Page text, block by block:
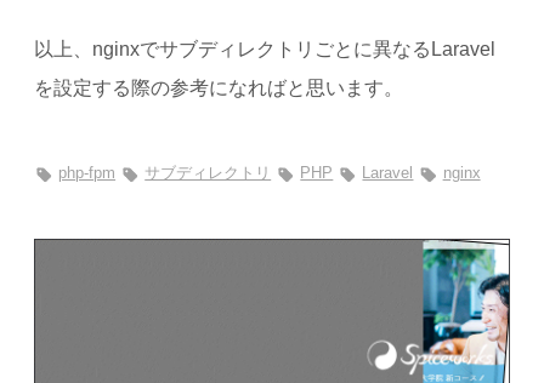
以上、nginxでサブディレクトリごとに異なるLaravel
を設定する際の参考になればと思います。
php-fpm サブディレクトリ PHP Laravel nginx